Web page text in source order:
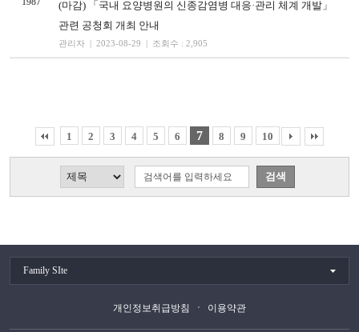
(마감) 「국내 요양병원의 신종감염병 대응·관리 체계 개발」
관련 공청회 개최 안내
관리자 | 2023-08-29 | 조회수 : 2,905
1 2 3 4 5 6 7 8 9 10
Family SIte
개인정보취급방침 이용약관